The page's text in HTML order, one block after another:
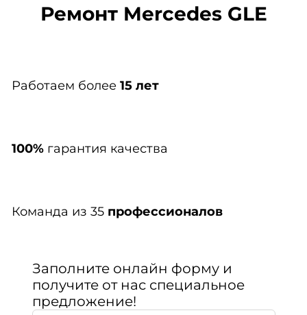
Ремонт Mercedes GLE
Работаем более 15 лет
100%гарантия качества
Команда из 35 профессионалов
Заполните онлайн форму и
получите от нас специальное
предложение!